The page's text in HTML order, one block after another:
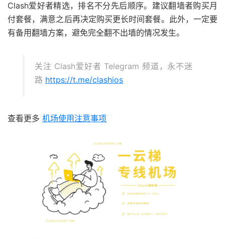
Clash爱好者精选，排名不分先后顺序。建议翻墙者购买月
付套餐，满意之后再决定购买更长时间套餐。此外，一定要
有备用翻墙方案，避免完全翻不出墙的情况发生。
关注 Clash爱好者 Telegram 频道，永不迷
路 https://t.me/clashios
查看更多 机场使用注意事项